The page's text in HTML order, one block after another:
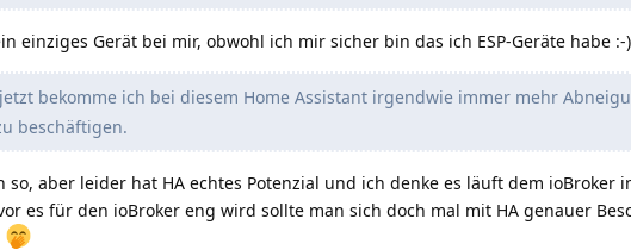
einziges Gerät bei mir, obwohl ich mir sicher bin das ich ESP-Geräte habe :-)
bekomme ich bei diesem Home Assistant irgendwie immer mehr
beschäftigen.
so, aber leider hat HA echtes Potenzial und ich denke es läuft dem ioBroker
es für den ioBroker eng wird sollte man sich doch mal mit HA genauer